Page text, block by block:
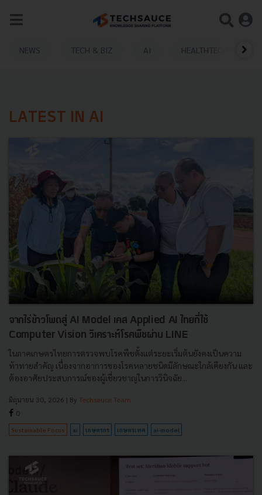
NEWS TECH & BIZ AI HEALTHTECH
LATEST IN AI
จากไร่ข้าวโพดสู่ AI Model เคส Applied AI ไทยที่ใช้
Computer Vision วิเคราะห์โรคพืชผ่าน LINE
ในภาคเกษตรไทยการตรวจพบโรคพืชตั้งแต่ระยะเริ่มต้นยังคงเป็นความ
ท้าทายสำคัญ เนื่องจากอาการของโรคหลายชนิดมีลักษณะใกล้เคียงกัน และ
ต้องอาศัยประสบการณ์ของผู้เชี่ยวชาญในการวินิจฉัย...
มิถุนายน 30, 2026 | By Techsauce Team
0
Sustainable Focus ai เกษตรกร เกษตรเทค ai-model